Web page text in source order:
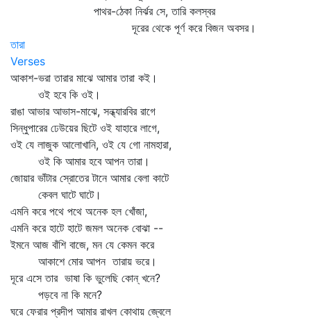
পাথর-ঠেকা নির্ঝর সে, তারি কলস্বর
দূরের থেকে পূর্ণ করে বিজন অবসর।
তারা
Verses
আকাশ-ভরা তারার মাঝে আমার তারা কই।
ওই হবে কি ওই।
রাঙা আভার আভাস-মাঝে, সন্ধ্যারবির রাগে
সিন্ধুপারের ঢেউয়ের ছিটে ওই যাহারে লাগে,
ওই যে লাজুক আলোখানি, ওই যে গো নামহারা,
ওই কি আমার হবে আপন তারা।
জোয়ার ভাঁটার স্রোতের টানে আমার বেলা কাটে
কেবল ঘাটে ঘাটে।
এমনি করে পথে পথে অনেক হল খোঁজা,
এমনি করে হাটে হাটে জমল অনেক বোঝা --
ইমনে আজ বাঁশি বাজে, মন যে কেমন করে
আকাশে মোর আপন তারায় ভরে।
দূরে এসে তার ভাষা কি ভুলেছি কোন্‌ খনে?
পড়বে না কি মনে?
ঘরে ফেরার প্রদীপ আমার রাখল কোথায় জ্বেলে